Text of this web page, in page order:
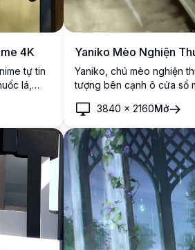
4K
tự tin
lá,
Yaniko Mèo Nghiện
Yaniko, chú mèo nghiện
tượng bên cạnh ô cửa sổ
trạng, gợi cảm với đôi mắt
xanh teal.
3840 × 2160Mở